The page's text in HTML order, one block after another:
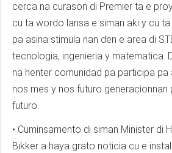
cerca na curason di Premier ta e
cu ta wordo lansa e siman aki y cu
pa asina stimula nan den e area di
tecnologia, ingenieria y matematica.
na henter comunidad pa participa pa
nos mes y nos futuro generacionnan
futuro.
• Cuminsamento di siman Minister di
Bikker a haya grato noticia cu e